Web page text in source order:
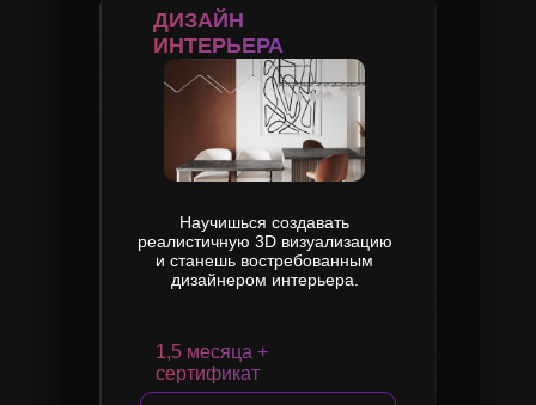
Научишься создавать
реалистичную 3D визуализацию
и станешь востребованным
дизайнером интерьера.
ДИЗАЙН
ИНТЕРЬЕРА
1,5 месяца +
сертификат